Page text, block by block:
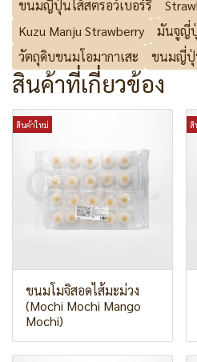
ขนมญี่ปุ่นไส้สตรอว์เบอร์รี่
Kuzu Manju Strawberry
มันจูญี่
วัตถุดิบขนมโอมากาเสะ
ขนมญี่
สินค้าที่เกี่ยวข้อง
สินค้าใหม่
ขนมโมจิสอดไส้มะม่วง
(Mochi Mochi Mango
Mochi)
สิ